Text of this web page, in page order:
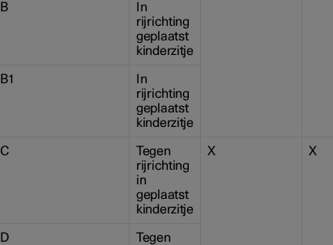
B
In
rijrichting
geplaatst
kinderzitje
B1
In
rijrichting
geplaatst
kinderzitje
C
Tegen
rijrichting
in
geplaatst
kinderzitje
X X
D
Tegen